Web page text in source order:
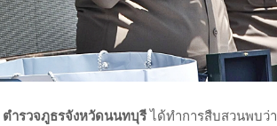
ำรวจภูธรจังหวัดนนทบุรีได้ทำการสืบสวนพบว่า